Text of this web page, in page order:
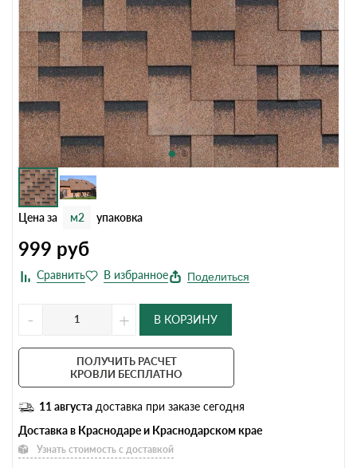
Цена за м2 упаковка
999 руб
Поделиться
- + В КОРЗИНУ
ПОЛУЧИТЬ РАСЧЕТ
КРОВЛИ БЕСПЛАТНО
11 августа доставка при заказе сегодня
Доставка в Краснодаре и Краснодарском крае
Узнать стоимость с доставкой